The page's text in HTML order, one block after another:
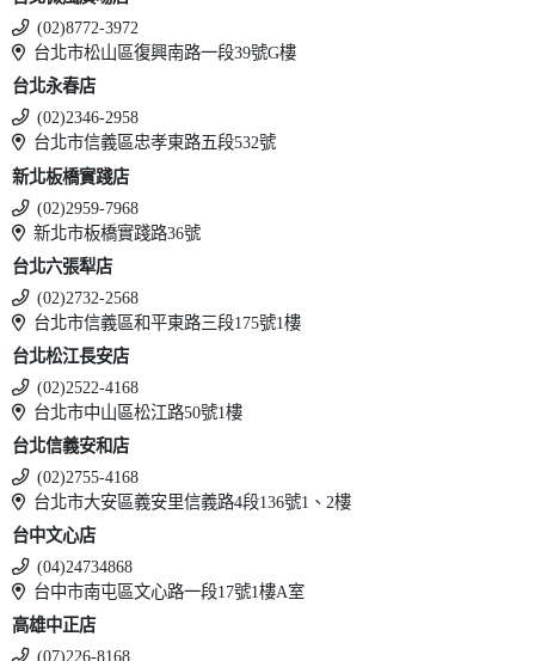
(02)8772-3972
台北市松山區復興南路一段39號G樓
台北永春店
(02)2346-2958
台北市信義區忠孝東路五段532號
新北板橋實踐店
(02)2959-7968
新北市板橋實踐路36號
台北六張犁店
(02)2732-2568
台北市信義區和平東路三段175號1樓
台北松江長安店
(02)2522-4168
台北市中山區松江路50號1樓
台北信義安和店
(02)2755-4168
台北市大安區義安里信義路4段136號1、2樓
台中文心店
(04)24734868
台中市南屯區文心路一段17號1樓A室
高雄中正店
(07)226-8168